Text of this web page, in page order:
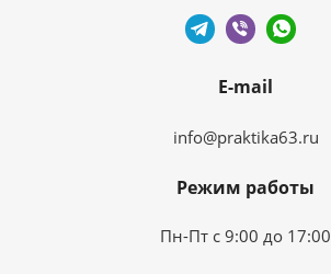
E-mail
info@praktika63.ru
Режим работы
Пн-Пт с 9:00 до 17:00